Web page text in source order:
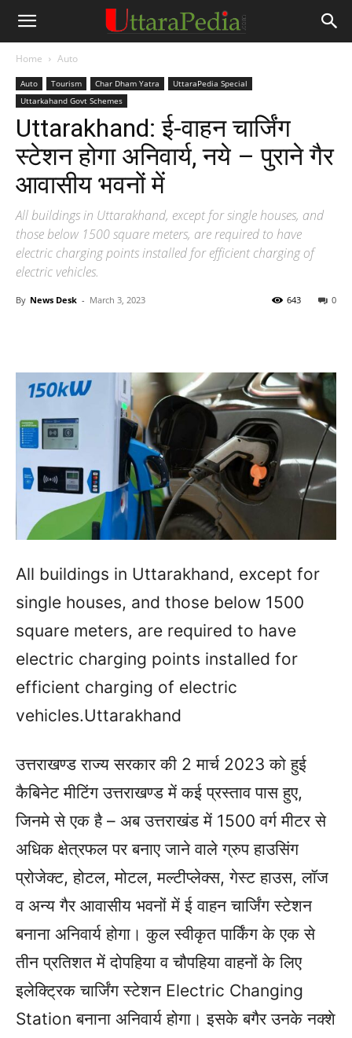
Home Auto
Auto Tourism Char Dham Yatra
UttaraPedia Special
Uttarkahand Govt Schemes
Uttarakhand: ई-वाहन चार्जिंग
स्टेशन होगा अनिवार्य, नये – पुराने गैर
आवासीय भवनों में
All buildings in Uttarakhand, except for single houses, and
those below 1500 square meters, are required to have
electric charging points installed for efficient charging of
electric vehicles.
By News Desk - March 3, 2023 0
643
All buildings in Uttarakhand, except for
single houses, and those below 1500
square meters, are required to have
electric charging points installed for
efficient charging of electric
vehicles.Uttarakhand
उत्तराखण्ड राज्य सरकार की 2 मार्च 2023 को हुई
कैबिनेट मीटिंग उत्तराखण्ड में कई प्रस्ताव पास हुए,
जिनमे से एक है – अब उत्तराखंड में 1500 वर्ग मीटर से
अधिक क्षेत्रफल पर बनाए जाने वाले ग्रुप हाउसिंग
प्रोजेक्ट, होटल, मोटल, मल्टीप्लेक्स, गेस्ट हाउस, लॉज
व अन्य गैर आवासीय भवनों में ई वाहन चार्जिंग स्टेशन
बनाना अनिवार्य होगा। कुल स्वीकृत पार्किंग के एक से
तीन प्रतिशत में दोपहिया व चौपहिया वाहनों के लिए
इलेक्ट्रिक चार्जिंग स्टेशन Electric Changing
Station बनाना अनिवार्य होगा। इसके बगैर उनके नक्शे